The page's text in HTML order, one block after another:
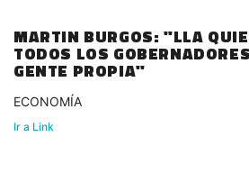
MARTIN BURGOS: "LLA
TODOS LOS
GENTE PROPIA"
ECONOMÍA
Ir a Link